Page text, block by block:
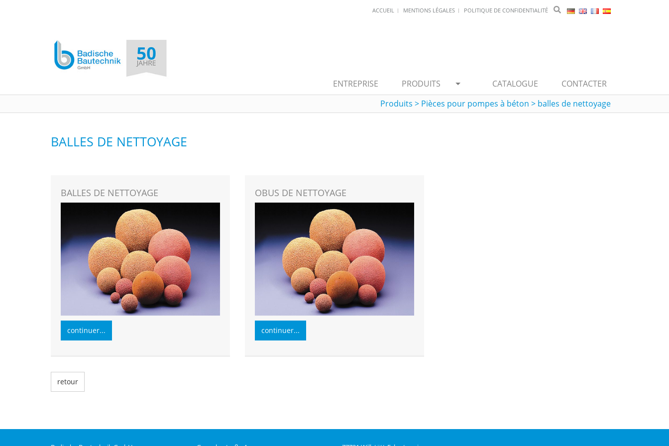
ACCUEIL MENTIONS LÉGALES POLITIQUE DE CONFIDENTIALITÉ
ENTREPRISE PRODUITS CATALOGUE
CONTACTER
Produits > Pièces pour pompes à béton > balles de nettoyage
BALLES DE NETTOYAGE
BALLES DE NETTOYAGE
continuer...
OBUS DE NETTOYAGE
continuer...
retour